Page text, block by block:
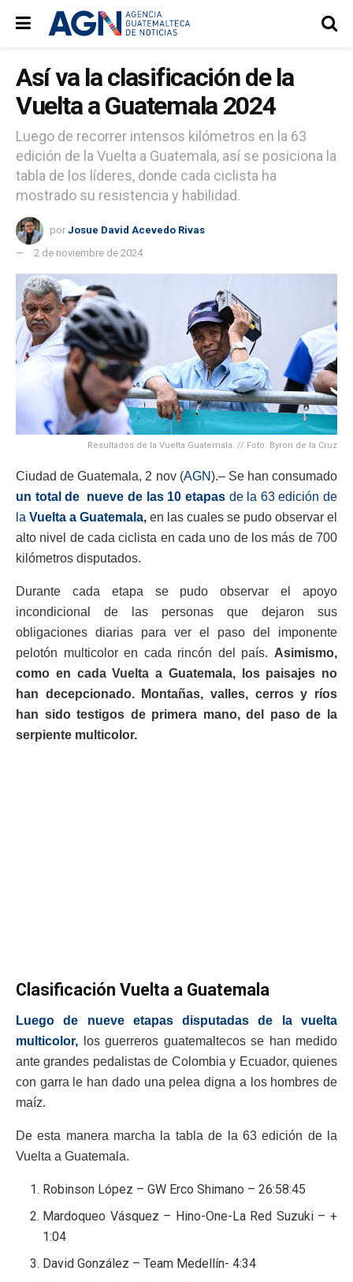
Así va la clasificación de la
Vuelta a Guatemala 2024
Luego de recorrer intensos kilómetros en la 63
edición de la Vuelta a Guatemala, así se posiciona la
tabla de los líderes, donde cada ciclista ha
mostrado su resistencia y habilidad.
por Josue David Acevedo Rivas
2 de noviembre de 2024
Resultados de la Vuelta Guatemala. // Foto: Byron de la Cruz
Ciudad de Guatemala, 2 nov (AGN).– Se han consumado
un total de nueve de las 10 etapasde la 63 edición de
la Vuelta a Guatemala, en las cuales se pudo observar el
alto nivel de cada ciclista en cada uno de los más de 700
kilómetros disputados.
Durante cada etapa se pudo observar el apoyo
incondicional de las personas que dejaron sus
obligaciones diarias para ver el paso del imponente
pelotón multicolor en cada rincón del país. Asimismo,
como en cada Vuelta a Guatemala, los paisajes no
han decepcionado. Montañas, valles, cerros y ríos
han sido testigos de primera mano, del paso de la
serpiente multicolor.
Clasificación Vuelta a Guatemala
Luego de nueve etapas disputadas de la vuelta
multicolor, los guerreros guatemaltecos se han medido
ante grandes pedalistas de Colombia y Ecuador, quienes
con garra le han dado una pelea digna a los hombres de
maíz.
De esta manera marcha la tabla de la 63 edición de la
Vuelta a Guatemala.
Robinson López – GW Erco Shimano – 26:58:45
Mardoqueo Vásquez – Hino-One-La Red Suzuki – +
1:04
David González – Team Medellín- 4:34